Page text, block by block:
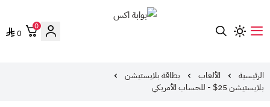
0
0
الرئيسية الألعاب
بطاقة بلايستيشن
بلايستيشن 25$ - للحساب الأمريكي